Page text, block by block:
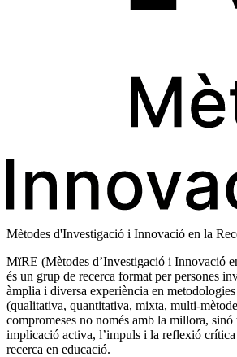
Mètodes d'Investigació i Innovació en la
MïRE (Mètodes d’Investigació i Innovació
és un grup de recerca format per persones
àmplia i diversa experiència en
(qualitativa, quantitativa, mixta, multi-
compromeses no només amb la millora, sinó
implicació activa, l’impuls i la reflexió crítica
recerca en educació.